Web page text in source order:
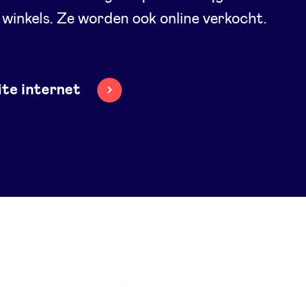
Ze worden ook online verkocht.
internet